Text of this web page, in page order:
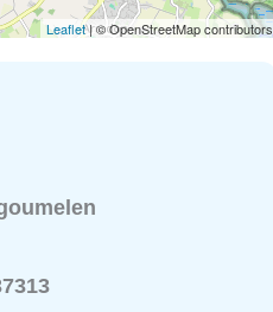
Leaflet| © OpenStreetMap contributors